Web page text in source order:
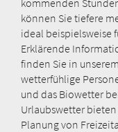
können Sie tiefere
ideal beispielsweise
Erklärende
finden Sie in
wetterfühlige
und das Biowetter
Urlaubswetter
Planung von